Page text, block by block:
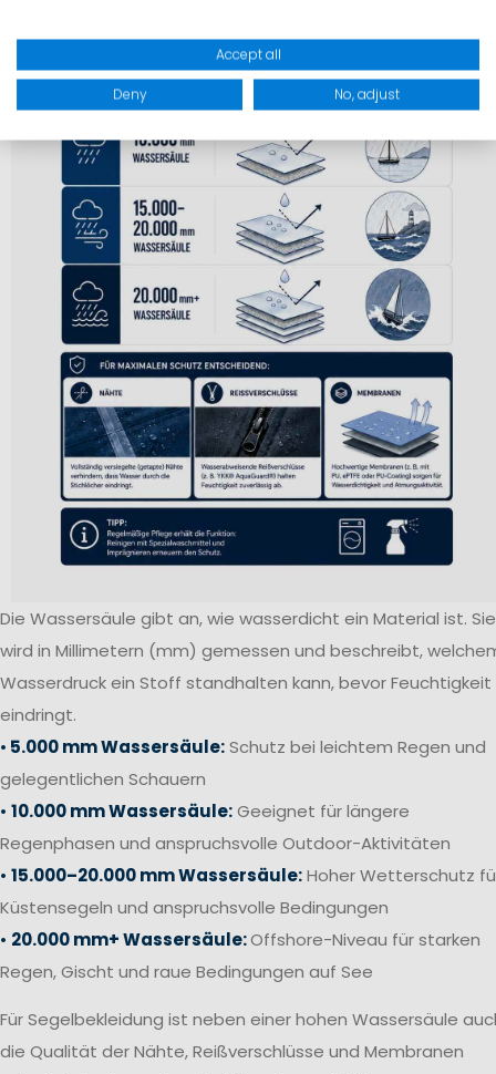
Die Wassersäule gibt an, wie wasserdicht ein Material ist. Sie
wird in Millimetern (mm) gemessen und beschreibt,
Wasserdruck ein Stoff standhalten kann, bevor Feuchtigkeit
eindringt.
• 5.000 mm Wassersäule:Schutz bei leichtem Regen und
gelegentlichen Schauern
• 10.000 mm Wassersäule:Geeignet für längere
Regenphasen und anspruchsvolle Outdoor-Aktivitäten
• 15.000–20.000 mm Wassersäule:Hoher Wetterschutz
Küstensegeln und anspruchsvolle Bedingungen
• 20.000 mm+ Wassersäule:Offshore-Niveau für starken
Regen, Gischt und raue Bedingungen auf See
Für Segelbekleidung ist neben einer hohen Wassersäule
die Qualität der Nähte, Reißverschlüsse und Membranen
Accept all
Deny No, adjust